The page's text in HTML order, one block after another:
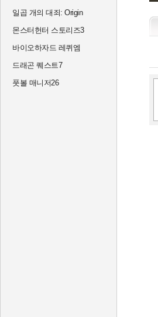
일곱 개의 대죄: Origin
몬스터헌터 스토리즈3
바이오하자드 레퀴엠
드래곤 퀘스트7
풋볼 매니저26